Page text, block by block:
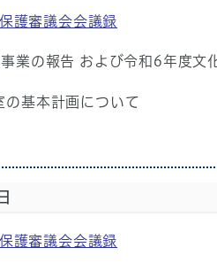
護審議会会議録
業の報告 および令和6年度文
基本計画について
護審議会会議録